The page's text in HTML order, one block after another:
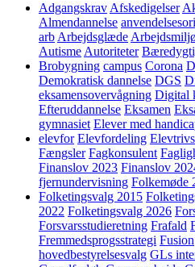
Adgangskrav Afskedigelser
Almendannelse
arb Arbejdsglæde
Autisme Autoriteter
Brobygning campus Corona
Demokratisk dannelse DGS
eksamensovervågning Digital
Efteruddannelse Eksamen
gymnasiet Elever med
elevfor Elevfordeling
Fængsler Fagkonsulent
Finanslov 2023 Finanslov
fjernundervisning Folkemøde
Folketingsvalg 2015
2022 Folketingsvalg 2026
Forsvarsstudieretning Frafald
Fremmedsprogsstrategi Fusion
hovedbestyrelsesvalg GLs